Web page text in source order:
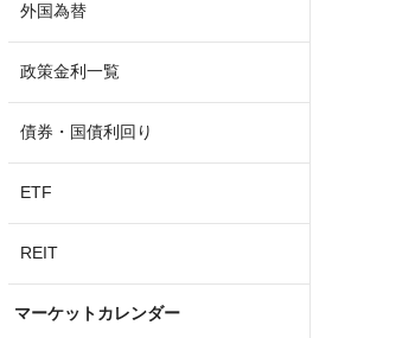
外国為替
政策金利一覧
債券・国債利回り
ETF
REIT
マーケットカレンダー